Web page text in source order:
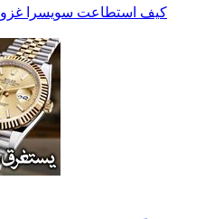
كيف استطاعت سويسرا غزو